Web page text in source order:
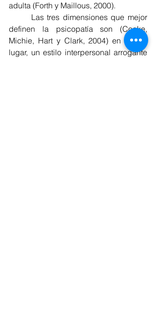
adulta (Forth y Maillous, 2000).
definen la psicopatía son (Cooke,
Michie, Hart y Clark, 2004) en primer
lugar, un estilo interpersonal arrogante